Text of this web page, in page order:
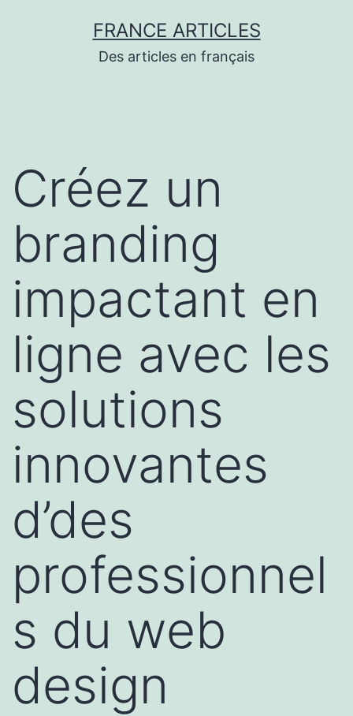
FRANCE ARTICLES
Des articles en français
Créez un
branding
impactant en
ligne avec les
solutions
innovantes
d’des
professionnel
s du web
design